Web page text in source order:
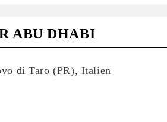
ABU DHABI
di Taro (PR), Italien